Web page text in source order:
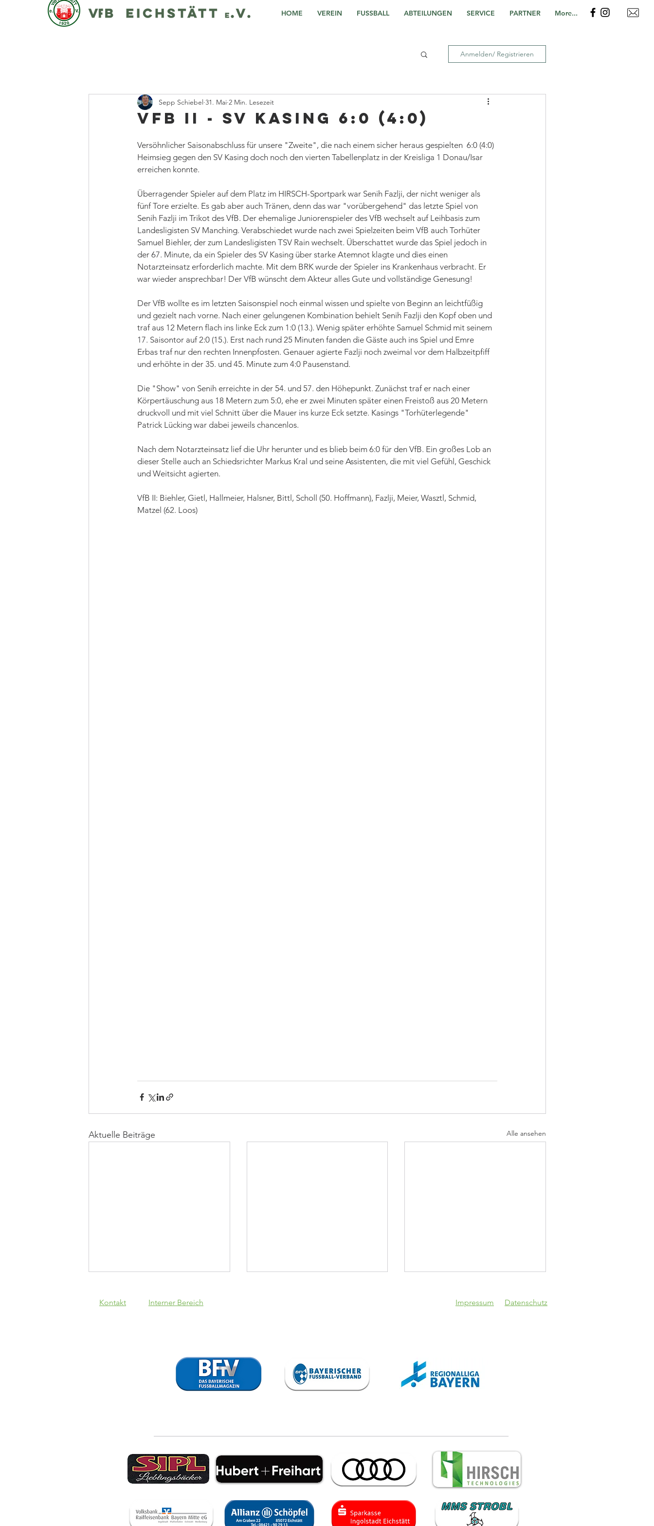
HOME VEREIN FUSSBALL ABTEILUNGEN SERVICE PARTNER More...
Anmelden/ Registrieren
VfB II - SV Kasing 6:0 (4:0)
Sepp Schiebel 31. Mai 2 Min. Lesezeit
Versöhnlicher Saisonabschluss für unsere "Zweite", die nach einem sicher heraus gespielten  6:0 (4:0)
Heimsieg gegen den SV Kasing doch noch den vierten Tabellenplatz in der Kreisliga 1 Donau/Isar
erreichen konnte.
Überragender Spieler auf dem Platz im HIRSCH-Sportpark war Senih Fazlji, der nicht weniger als
fünf Tore erzielte. Es gab aber auch Tränen, denn das war "vorübergehend" das letzte Spiel von
Senih Fazlji im Trikot des VfB. Der ehemalige Juniorenspieler des VfB wechselt auf Leihbasis zum
Landesligisten SV Manching. Verabschiedet wurde nach zwei Spielzeiten beim VfB auch Torhüter
Samuel Biehler, der zum Landesligisten TSV Rain wechselt. Überschattet wurde das Spiel jedoch in
der 67. Minute, da ein Spieler des SV Kasing über starke Atemnot klagte und dies einen
Notarzteinsatz erforderlich machte. Mit dem BRK wurde der Spieler ins Krankenhaus verbracht. Er
war wieder ansprechbar! Der VfB wünscht dem Akteur alles Gute und vollständige Genesung!
Der VfB wollte es im letzten Saisonspiel noch einmal wissen und spielte von Beginn an leichtfüßig
und gezielt nach vorne. Nach einer gelungenen Kombination behielt Senih Fazlji den Kopf oben und
traf aus 12 Metern flach ins linke Eck zum 1:0 (13.). Wenig später erhöhte Samuel Schmid mit seinem
17. Saisontor auf 2:0 (15.). Erst nach rund 25 Minuten fanden die Gäste auch ins Spiel und Emre
Erbas traf nur den rechten Innenpfosten. Genauer agierte Fazlji noch zweimal vor dem Halbzeitpfiff
und erhöhte in der 35. und 45. Minute zum 4:0 Pausenstand.
Die "Show" von Senih erreichte in der 54. und 57. den Höhepunkt. Zunächst traf er nach einer
Körpertäuschung aus 18 Metern zum 5:0, ehe er zwei Minuten später einen Freistoß aus 20 Metern
druckvoll und mit viel Schnitt über die Mauer ins kurze Eck setzte. Kasings "Torhüterlegende"
Patrick Lücking war dabei jeweils chancenlos.
Nach dem Notarzteinsatz lief die Uhr herunter und es blieb beim 6:0 für den VfB. Ein großes Lob an
dieser Stelle auch an Schiedsrichter Markus Kral und seine Assistenten, die mit viel Gefühl, Geschick
und Weitsicht agierten.
VfB II: Biehler, Gietl, Hallmeier, Halsner, Bittl, Scholl (50. Hoffmann), Fazlji, Meier, Wasztl, Schmid,
Matzel (62. Loos)
Aktuelle Beiträge Alle ansehen
SpVgg Lam - VfB
VfB trennt
sich von
Steffen Israel
Totopokal!
SpVgg Lam - VfB
Kontakt Interner Bereich Impressum Datenschutz